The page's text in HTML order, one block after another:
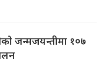
जन्मजयन्तीमा १०७